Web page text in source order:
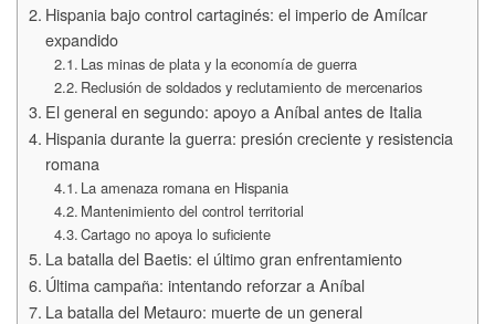
Hispania bajo control cartaginés: el imperio de Amílcar
expandido
Las minas de plata y la economía de guerra
Reclusión de soldados y reclutamiento de mercenarios
El general en segundo: apoyo a Aníbal antes de Italia
Hispania durante la guerra: presión creciente y resistencia
romana
La amenaza romana en Hispania
Mantenimiento del control territorial
Cartago no apoya lo suficiente
La batalla del Baetis: el último gran enfrentamiento
Última campaña: intentando reforzar a Aníbal
La batalla del Metauro: muerte de un general